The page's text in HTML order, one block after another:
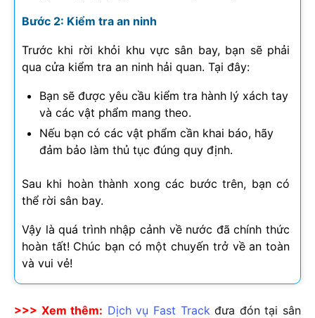
Bước 2: Kiểm tra an ninh
Trước khi rời khỏi khu vực sân bay, bạn sẽ phải
qua cửa kiểm tra an ninh hải quan. Tại đây:
Bạn sẽ được yêu cầu kiểm tra hành lý xách tay
và các vật phẩm mang theo.
Nếu bạn có các vật phẩm cần khai báo, hãy
đảm bảo làm thủ tục đúng quy định.
Sau khi hoàn thành xong các bước trên, bạn có
thể rời sân bay.
Vậy là quá trình nhập cảnh về nước đã chính thức
hoàn tất! Chúc bạn có một chuyến trở về an toàn
và vui vẻ!
>>> Xem thêm: Dịch vụ Fast Track đưa đón tại sân